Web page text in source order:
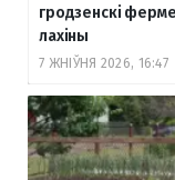
гродзенскі
лахіны
7 ЖНІЎНЯ 2026, 16:47